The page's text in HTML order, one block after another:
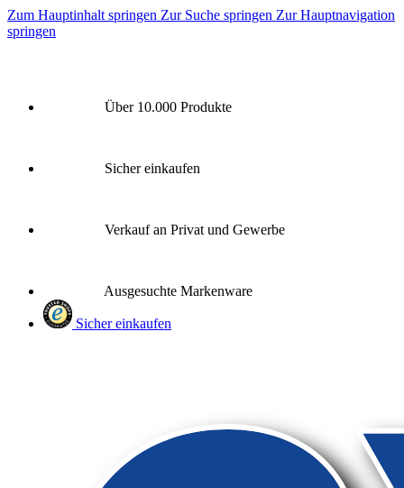
Zum Hauptinhalt springen Zur Suche springen Zur Hauptnavigation
springen
Über 10.000 Produkte
Sicher einkaufen
Verkauf an Privat und Gewerbe
Ausgesuchte Markenware
Sicher einkaufen